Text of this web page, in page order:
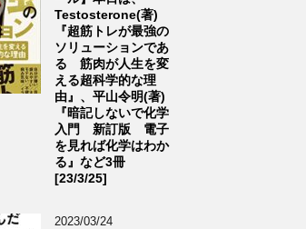
Testosterone(著)
『超筋トレが最強の
ソリューションであ
る 筋肉が人生を変
える超科学的な理
由』、平山令明(著)
『暗記しないで化学
入門 新訂版 電子
を見れば化学はわか
る』など3冊
[23/3/25]
2023/03/24